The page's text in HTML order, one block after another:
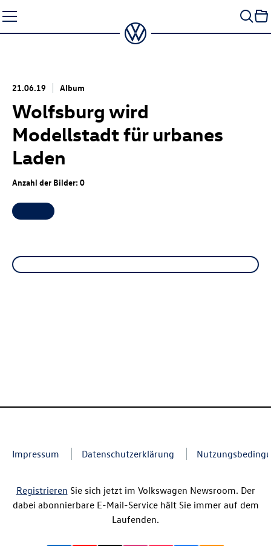
Seiteninhalt
springen
21.06.19 Album
Wolfsburg wird
Modellstadt für urbanes
Laden
Anzahl der Bilder: 0
Impressum Datenschutzerklärung
Registrieren Sie sich jetzt im Volkswagen Newsroom. Der
dabei abonnierbare E-Mail-Service hält Sie immer auf dem
Laufenden.